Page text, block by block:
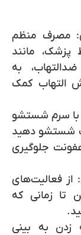
مصرف منظم
مانند
به
التهاب کمک
با سرم شستشو
شستشو دهید
جلوگیری
از فعالیت‌های
زمانی که
به بینی